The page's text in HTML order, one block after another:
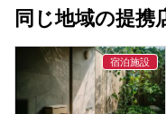
い」 と急かされる始末。こちらのペースなど一切無視。客を
もてなす気が全く感じられません。 総
ころか、旅館として最
じました。サービス
頑張ってください!!
同じ地域の提携